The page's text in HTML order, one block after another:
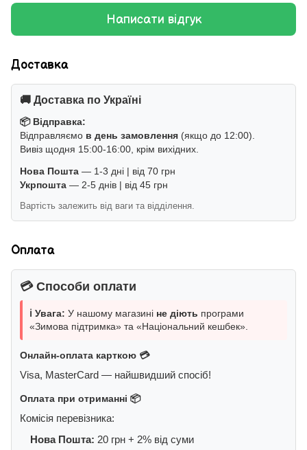
Написати відгук
Доставка
🚚 Доставка по Україні
📦 Відправка:
Відправляємо в день замовлення (якщо до 12:00).
Вивіз щодня 15:00-16:00, крім вихідних.
Нова Пошта — 1-3 дні | від 70 грн
Укрпошта — 2-5 днів | від 45 грн
Вартість залежить від ваги та відділення.
Оплата
💳 Способи оплати
ℹ️ Увага: У нашому магазині не діють програми
«Зимова підтримка» та «Національний кешбек».
Онлайн-оплата карткою 💳
Visa, MasterCard — найшвидший спосіб!
Оплата при отриманні 📦
Комісія перевізника:
Нова Пошта: 20 грн + 2% від суми